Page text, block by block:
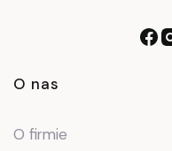
Linki w stopce
O nas
O firmie